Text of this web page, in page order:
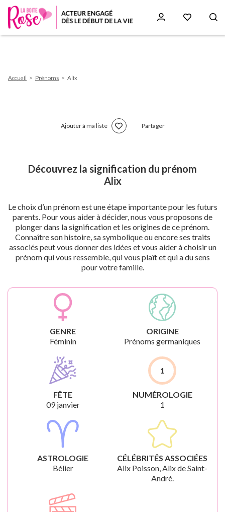
d'Ariane
Accueil Prénoms Alix
Ajouter à ma liste Partager
Découvrez la signification du prénom
Alix
Le choix d’un prénom est une étape importante pour les futurs
parents. Pour vous aider à décider, nous vous proposons de
plonger dans la signification et les origines de ce prénom.
Connaître son histoire, sa symbolique ou encore ses traits
associés peut vous donner des idées et vous aider à choisir un
prénom qui vous ressemble, qui vous plaît et qui a du sens
pour votre famille.
GENRE
Féminin
ORIGINE
Prénoms germaniques
FÊTE
09 janvier
1
NUMÉROLOGIE
1
ASTROLOGIE
Bélier
CÉLÉBRITÉS ASSOCIÉES
Alix Poisson, Alix de Saint-
André.